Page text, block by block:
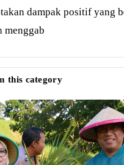
dampak positif yang
menggab
this category